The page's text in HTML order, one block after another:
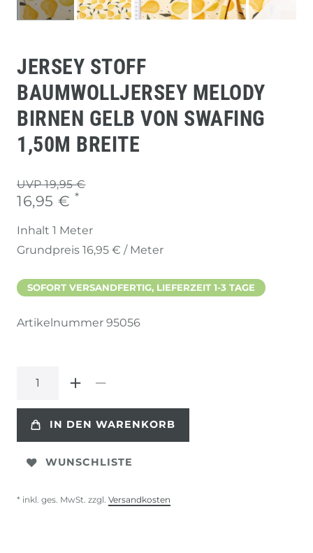
JERSEY STOFF
BAUMWOLLJERSEY MELODY
BIRNEN GELB VON SWAFING
1,50M BREITE
UVP 19,95 €
16,95 € *
Inhalt 1 Meter
Grundpreis 16,95 € / Meter
SOFORT VERSANDFERTIG, LIEFERZEIT 1-3 TAGE
Artikelnummer 95056
IN DEN WARENKORB
WUNSCHLISTE
* inkl. ges. MwSt. zzgl. Versandkosten